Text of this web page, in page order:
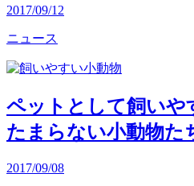
2017/09/12
ニュース
ペットとして飼いや
たまらない小動物た
2017/09/08